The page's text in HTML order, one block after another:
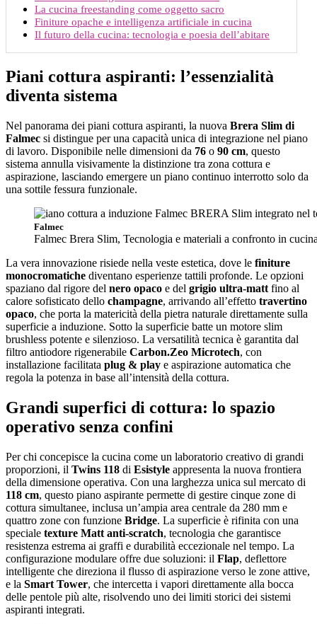
La cucina freestanding come oggetto sacro
Finiture opache e intelligenza artificiale in cucina
Il futuro della cucina: tecnologia e poesia dell’abitare
Piani cottura aspiranti: l’essenzialità
diventa sistema
Nel panorama dei piani cottura aspiranti, la nuova Brera Slim di
Falmec si distingue per una capacità unica di integrazione nel piano
di lavoro. Disponibile nelle dimensioni da 76 o 90 cm, questo
sistema annulla visivamente la distinzione tra zona cottura e
aspirazione, lasciando emergere un piano continuo interrotto solo da
una sottile fessura funzionale.
Falmec
Falmec Brera Slim, Tecnologia e materiali a confronto in
La vera innovazione risiede nella veste estetica, dove le finiture
monocromatiche diventano esperienze tattili profonde. Le opzioni
spaziano dal rigore del nero opaco e del grigio ultra-matt fino al
calore sofisticato dello champagne, arrivando all’effetto travertino
opaco, che porta la matericità della pietra naturale direttamente sulla
superficie a induzione. Sotto la superficie batte un motore slim
brushless potente e silenzioso. La versatilità tecnica è garantita dal
filtro antiodore rigenerabile Carbon.Zeo Microtech, con
installazione facilitata plug & play e aspirazione automatica che
regola la potenza in base all’intensità della cottura.
Grandi superfici di cottura: lo spazio
operativo senza confini
Per chi concepisce la cucina come un laboratorio creativo di grandi
proporzioni, il Twins 118 di Esistyle appresenta la nuova frontiera
della dimensione operativa. Con una larghezza unica sul mercato di
118 cm, questo piano aspirante permette di gestire cinque zone di
cottura simultanee, inclusa un’ampia area centrale da 280 mm e
quattro zone con funzione Bridge. La superficie è rifinita con una
speciale texture Matt anti-scratch, tecnologia che garantisce
resistenza estrema ai graffi e durabilità eccezionale nel tempo. La
configurazione modulare offre due soluzioni: il Flap, deflettore
intelligente che direziona il flusso di aspirazione verso le zone attive,
e la Smart Tower, che intercetta i vapori direttamente alla bocca
delle pentole più alte, risolvendo uno dei limiti storici dei sistemi
aspiranti integrati.